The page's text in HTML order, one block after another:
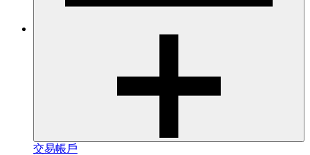
交易帳戶